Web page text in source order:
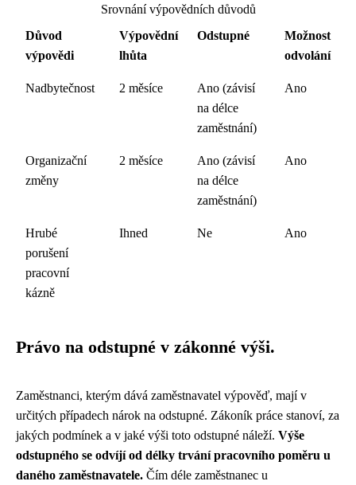
Srovnání výpovědních důvodů
Důvod
výpovědi
Výpovědní
lhůta
Odstupné
Možnost
odvolání
Nadbytečnost 2 měsíce
Ano (závisí
na délce
zaměstnání)
Ano
Organizační
změny
2 měsíce
Ano (závisí
na délce
zaměstnání)
Ano
Hrubé
porušení
pracovní
kázně
Ihned Ne Ano
Právo na odstupné v zákonné výši.
Zaměstnanci, kterým dává zaměstnavatel výpověď, mají v
určitých případech nárok na odstupné. Zákoník práce stanoví, za
jakých podmínek a v jaké výši toto odstupné náleží. Výše
odstupného se odvíjí od délky trvání pracovního poměru u
daného zaměstnavatele. Čím déle zaměstnanec u